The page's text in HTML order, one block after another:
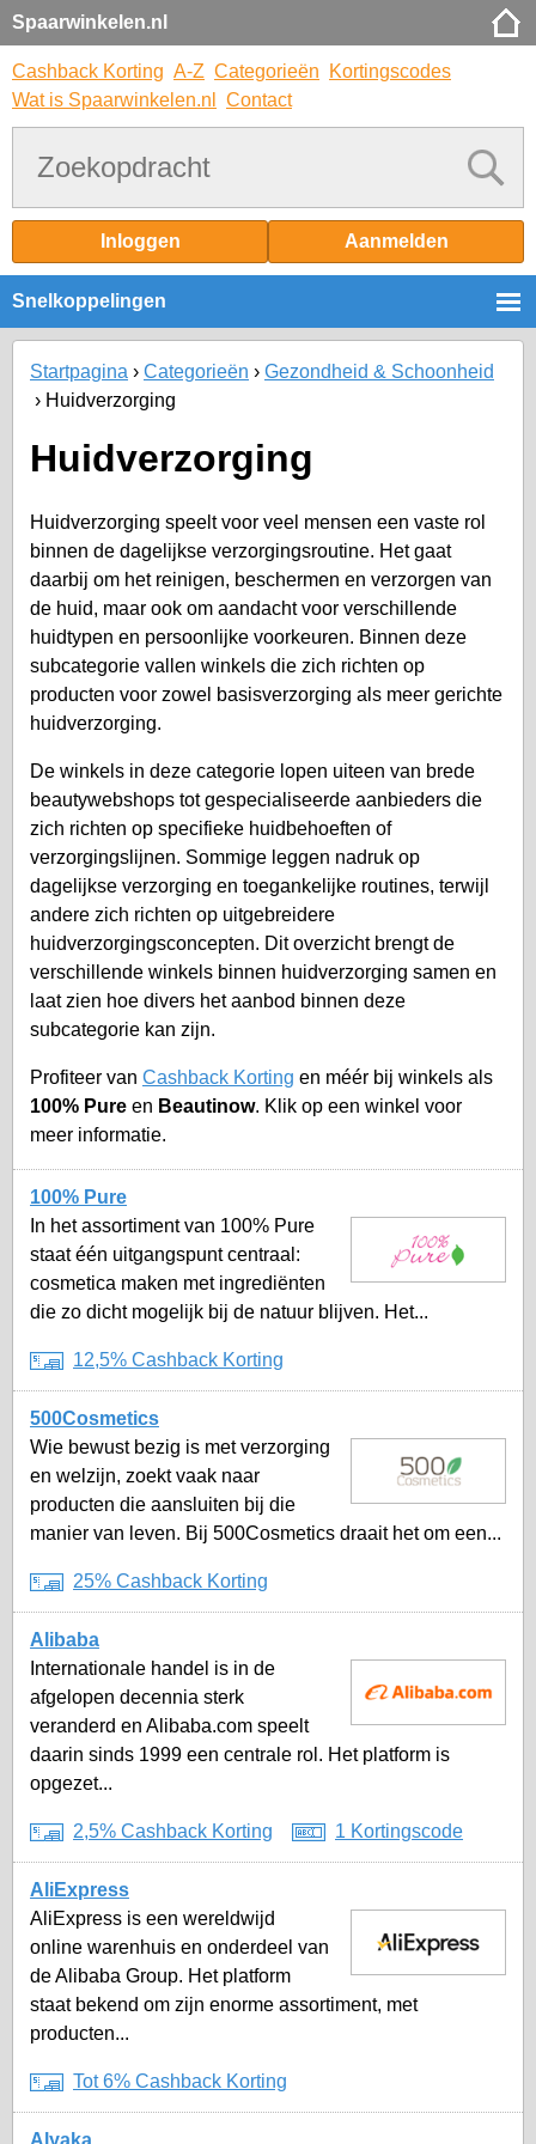
Spaarwinkelen.nl
Cashback Korting A-Z Categorieën
Kortingscodes
Wat is Spaarwinkelen.nl
Contact
Inloggen Aanmelden
Snelkoppelingen
Startpagina Categorieën
Gezondheid & Schoonheid
Huidverzorging
Huidverzorging
Huidverzorging speelt voor veel mensen een vaste rol
binnen de dagelijkse verzorgingsroutine. Het gaat
daarbij om het reinigen, beschermen en verzorgen van
de huid, maar ook om aandacht voor verschillende
huidtypen en persoonlijke voorkeuren. Binnen deze
subcategorie vallen winkels die zich richten op
producten voor zowel basisverzorging als meer gerichte
huidverzorging.
De winkels in deze categorie lopen uiteen van brede
beautywebshops tot gespecialiseerde aanbieders die
zich richten op specifieke huidbehoeften of
verzorgingslijnen. Sommige leggen nadruk op
dagelijkse verzorging en toegankelijke routines, terwijl
andere zich richten op uitgebreidere
huidverzorgingsconcepten. Dit overzicht brengt de
verschillende winkels binnen huidverzorging samen en
laat zien hoe divers het aanbod binnen deze
subcategorie kan zijn.
Profiteer van Cashback Korting en méér bij winkels als
100% Pure en Beautinow. Klik op een winkel voor
meer informatie.
100% Pure
In het assortiment van 100% Pure
staat één uitgangspunt centraal:
cosmetica maken met ingrediënten
die zo dicht mogelijk bij de natuur blijven. Het...
12,5% Cashback Korting
500Cosmetics
Wie bewust bezig is met verzorging
en welzijn, zoekt vaak naar
producten die aansluiten bij die
manier van leven. Bij 500Cosmetics draait het om een...
25% Cashback Korting
Alibaba
Internationale handel is in de
afgelopen decennia sterk
veranderd en Alibaba.com speelt
daarin sinds 1999 een centrale rol. Het platform is
opgezet...
2,5% Cashback Korting 1 Kortingscode
AliExpress
AliExpress is een wereldwijd
online warenhuis en onderdeel van
de Alibaba Group. Het platform
staat bekend om zijn enorme assortiment, met
producten...
Tot 6% Cashback Korting
Alyaka